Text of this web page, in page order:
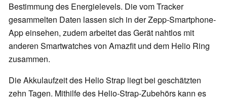
Bestimmung des Energielevels. Die vom Tracker
gesammelten Daten lassen sich in der Zepp-Smartphone-
App einsehen, zudem arbeitet das Gerät nahtlos mit
anderen Smartwatches von Amazfit und dem Helio Ring
zusammen.
Die Akkulaufzeit des Helio Strap liegt bei geschätzten
zehn Tagen. Mithilfe des Helio-Strap-Zubehörs kann es